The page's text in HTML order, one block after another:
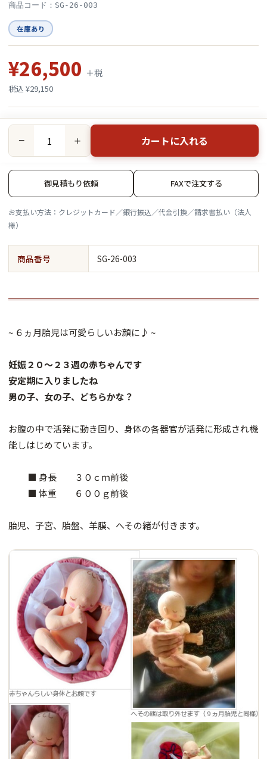
商品コード：SG-26-003
在庫あり
¥26,500 ＋税
税込 ¥29,150
− ＋ カートに入れる
御見積もり依頼 FAXで注文する
お支払い方法：クレジットカード／銀行振込／代金引換／請求書払い（法人
様）
商品番号 SG-26-003
~ ６ヵ月胎児は可愛らしいお顔に♪ ~
妊娠２０～２３週の赤ちゃんです
安定期に入りましたね
男の子、女の子、どちらかな？
お腹の中で活発に動き回り、身体の各器官が活発に形成され機
能しはじめています。
■ 身長 ３０ｃｍ前後
■ 体重 ６００ｇ前後
胎児、子宮、胎盤、羊膜、へその緒が付きます。